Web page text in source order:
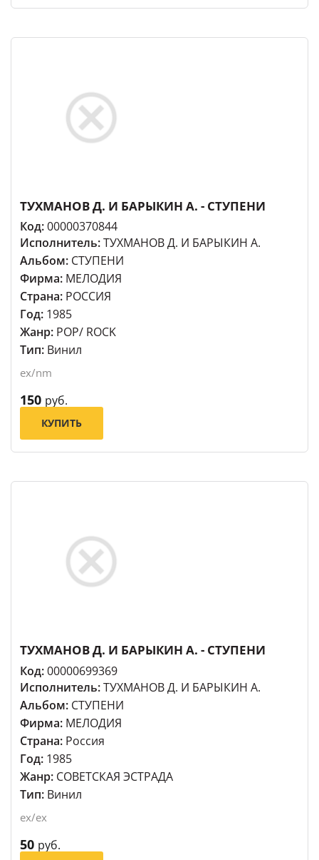
ТУХМАНОВ Д. И БАРЫКИН А. - СТУПЕНИ
Код:00000370844
Исполнитель:ТУХМАНОВ Д. И БАРЫКИН А.
Альбом: СТУПЕНИ
Фирма: МЕЛОДИЯ
Страна: РОССИЯ
Год: 1985
Жанр: POP/ ROCK
Тип: Винил
ex/nm
150 руб.
КУПИТЬ
ТУХМАНОВ Д. И БАРЫКИН А. - СТУПЕНИ
Код:00000699369
Исполнитель:ТУХМАНОВ Д. И БАРЫКИН А.
Альбом: СТУПЕНИ
Фирма: МЕЛОДИЯ
Страна: Россия
Год: 1985
Жанр: СОВЕТСКАЯ ЭСТРАДА
Тип: Винил
ex/ex
50 руб.